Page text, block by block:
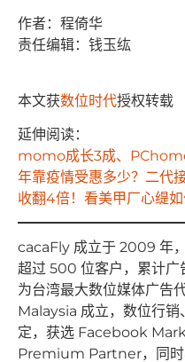
作者：程倚华
责任编辑：钱玉纮
本文获数位时代授权转载
延伸阅读：
momo成长3成、
年靠疫情受惠多少？二代
收翻4倍！看美甲厂心缇
cacaFly 成⽴于 2009 年
超过 500 位客户，累计
为台湾最⼤数位媒体⼴告
Malaysia 成⽴，数位⾏销
定，获选 Facebook
Premium Partner，同